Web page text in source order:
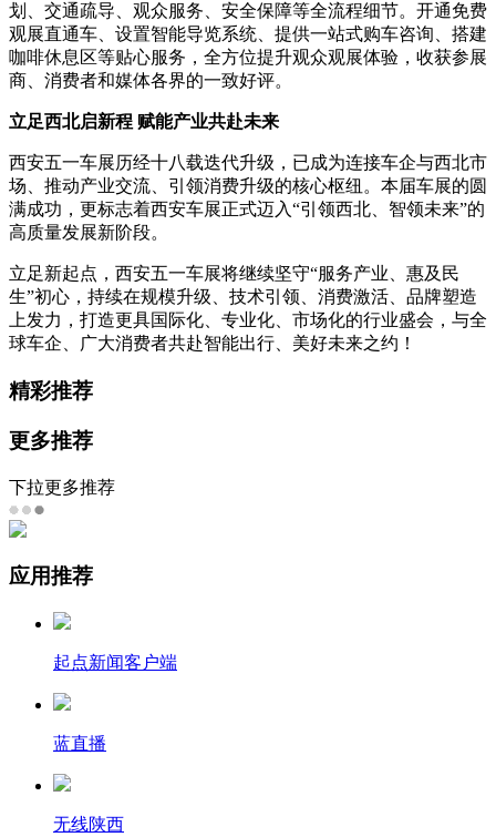
划、交通疏导、观众服务、安全保障等全流程细节。开通免费
观展直通车、设置智能导览系统、提供一站式购车咨询、搭建
咖啡休息区等贴心服务，全方位提升观众观展体验，收获参展
商、消费者和媒体各界的一致好评。
立足西北启新程 赋能产业共赴未来
西安五一车展历经十八载迭代升级，已成为连接车企与西北市
场、推动产业交流、引领消费升级的核心枢纽。本届车展的圆
满成功，更标志着西安车展正式迈入“引领西北、智领未来”的
高质量发展新阶段。
立足新起点，西安五一车展将继续坚守“服务产业、惠及民
生”初心，持续在规模升级、技术引领、消费激活、品牌塑造
上发力，打造更具国际化、专业化、市场化的行业盛会，与全
球车企、广大消费者共赴智能出行、美好未来之约！
精彩推荐
更多推荐
下拉更多推荐
应用推荐
起点新闻客户端
蓝直播
无线陕西